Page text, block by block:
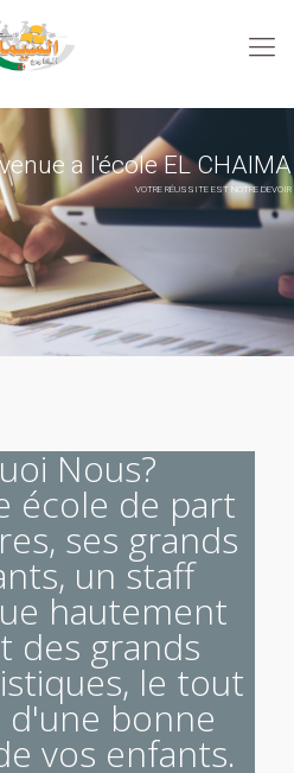
a l'école EL CHAIMA
VOTRE RÉUSSITE EST NOTRE DEVOIR
Nous?
école de part
ses grands
un staff
hautement
des grands
le tout
d'une bonne
vos enfants.